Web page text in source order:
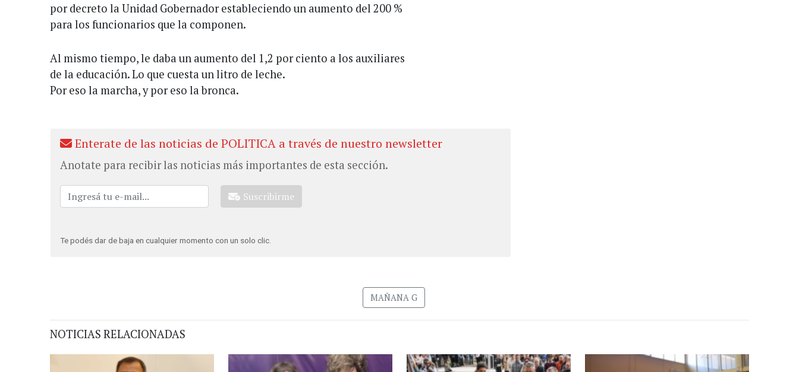
por decreto la Unidad Gobernador estableciendo un aumento del 200 %
para los funcionarios que la componen.
Al mismo tiempo, le daba un aumento del 1,2 por ciento a los auxiliares
de la educación. Lo que cuesta un litro de leche.
Por eso la marcha, y por eso la bronca.
Enterate de las noticias de POLITICA a través de nuestro newsletter
Anotate para recibir las noticias más importantes de esta sección.
Suscribirme
Te podés dar de baja en cualquier momento con un solo clic.
MAÑANA G
NOTICIAS RELACIONADAS